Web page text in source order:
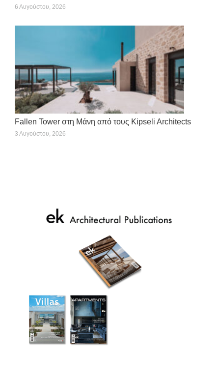
6 Αυγούστου, 2026
Fallen Tower στη Μάνη από τους Kipseli Architects
3 Αυγούστου, 2026